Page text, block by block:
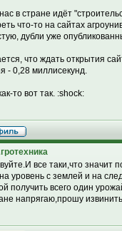
в стране идёт
что-то на сайтах
дубли уже
что ждать открытия
- 0,28 миллисекунд.
то вот так. :shock:
все таки,что
уровень с землей и на
получить всего один
напрягаю,прошу